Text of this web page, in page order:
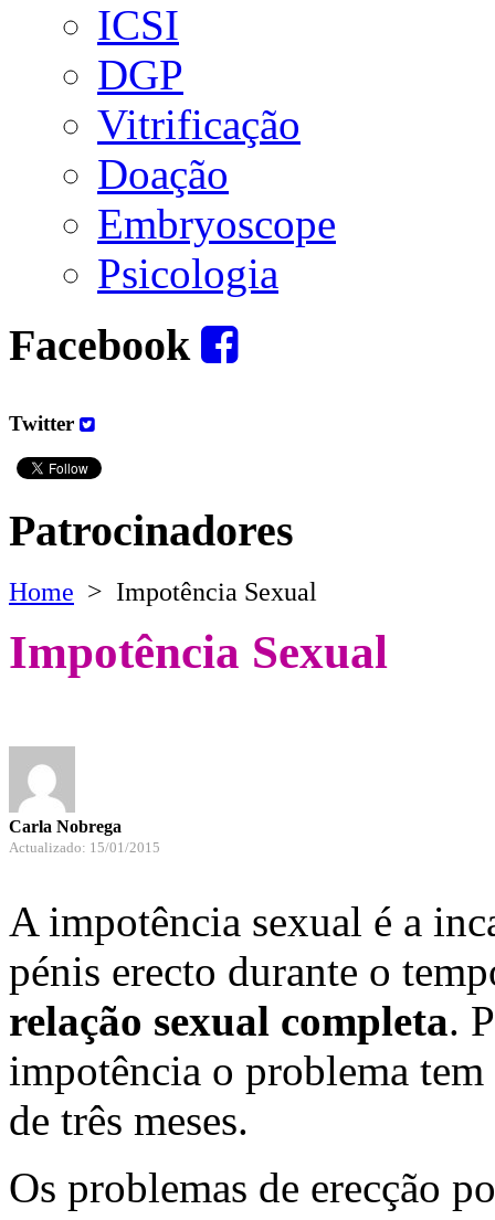
ICSI
DGP
Vitrificação
Doação
Embryoscope
Psicologia
Facebook
Twitter
Patrocinadores
Home > Impotência Sexual
Impotência Sexual
Carla Nobrega
Actualizado: 15/01/2015
A impotência sexual é a
pénis erecto durante o
relação sexual completa.
impotência o problema
de três meses.
Os problemas de erecção